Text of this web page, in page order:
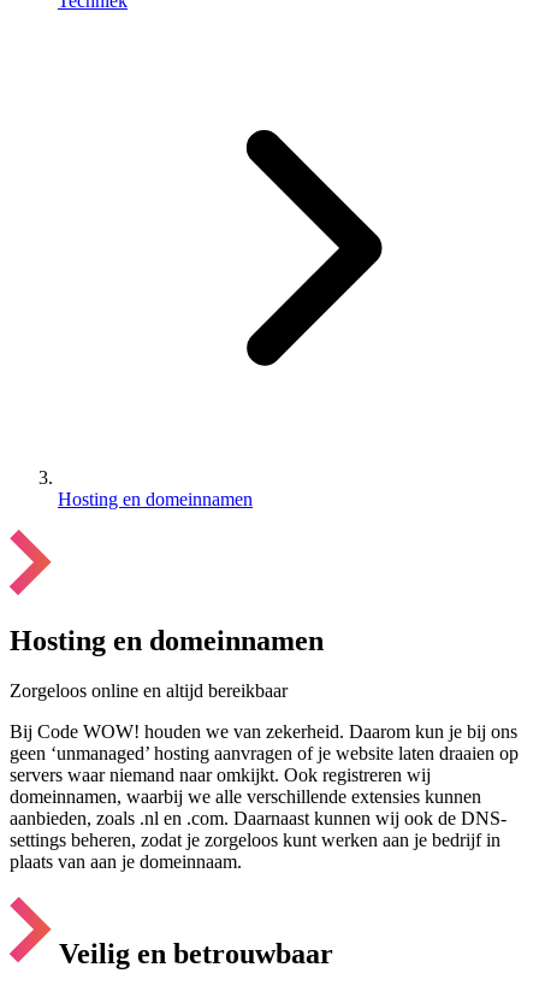
Hosting en domeinnamen
Hosting en domeinnamen
Zorgeloos online en altijd bereikbaar
Bij Code WOW! houden we van zekerheid. Daarom kun je bij ons
geen ‘unmanaged’ hosting aanvragen of je website laten draaien op
servers waar niemand naar omkijkt. Ook registreren wij
domeinnamen, waarbij we alle verschillende extensies kunnen
aanbieden, zoals .nl en .com. Daarnaast kunnen wij ook de DNS-
settings beheren, zodat je zorgeloos kunt werken aan je bedrijf in
plaats van aan je domeinnaam.
Veilig en betrouwbaar